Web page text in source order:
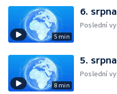
5 min
6.
Poslední
8 min
5.
Poslední